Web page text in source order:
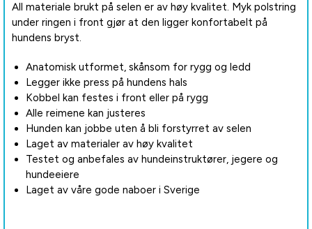
All materiale brukt på selen er av høy kvalitet. Myk polstring
under ringen i front gjør at den ligger konfortabelt på
hundens bryst.
Anatomisk utformet, skånsom for rygg og ledd
Legger ikke press på hundens hals
Kobbel kan festes i front eller på rygg
Alle reimene kan justeres
Hunden kan jobbe uten å bli forstyrret av selen
Laget av materialer av høy kvalitet
Testet og anbefales av hundeinstruktører, jegere og
hundeeiere
Laget av våre gode naboer i Sverige